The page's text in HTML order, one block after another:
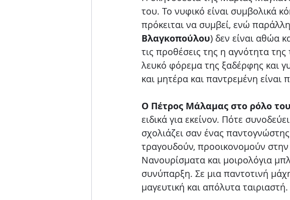
του. Το νυφικό είναι συμβολικά
πρόκειται να συμβεί, ενώ
Βλαγκοπούλου) δεν είναι αθώα
τις προθέσεις της η αγνότητα
λευκό φόρεμα της ξαδέρφης και
και μητέρα και παντρεμένη
Ο Πέτρος Μάλαμας στο ρόλο
ειδικά για εκείνον. Πότε
σχολιάζει σαν ένας
τραγουδούν, προοικονομούν
Νανουρίσματα και μοιρολόγια
συνύπαρξη. Σε μια παντοτινή
μαγευτική και απόλυτα ταιριαστή.